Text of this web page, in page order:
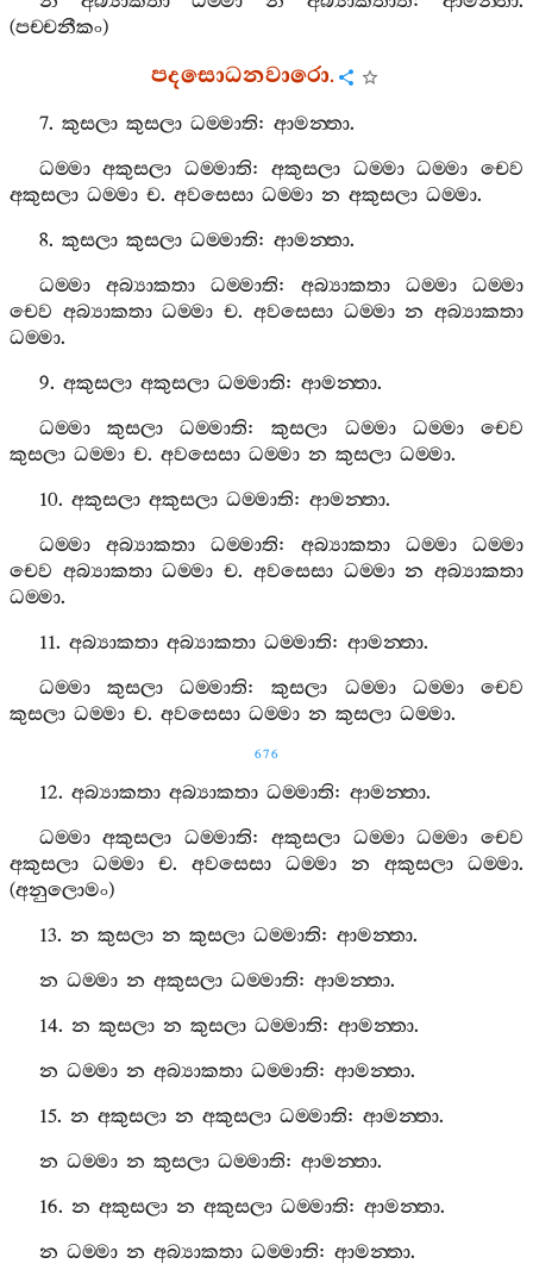
(පච‍්චනීකං)
පදසොධනවාරො.
7. කුසලා කුසලා ධම‍්මාති: ආමන‍්තා.
ධම‍්මා අකුසලා ධම‍්මාති:අකුසලා ධම‍්මා ධම‍්මා චෙව
අකුසලා ධම‍්මා ච. අවසෙසා ධම‍්මා න අකුසලා ධම‍්මා.
8. කුසලා කුසලා ධම‍්මාති: ආමන‍්තා.
ධම‍්මා
අබ්‍යාකතා ධම‍්මාති: අබ්‍යාකතා ධම‍්මා
ධම‍්මා
චෙව අබ්‍යාකතා ධම‍්මා ච. අවසෙසා ධම‍්මා න අබ්‍යාකතා
ධම‍්මා.
9. අකුසලා අකුසලා ධම‍්මාති: ආමන‍්තා.
ධම‍්මා
කුසලා ධම‍්මාති:කුසලා ධම‍්මා ධම‍්මා
චෙව
කුසලා ධම‍්මා ච. අවසෙසා ධම‍්මා න කුසලා ධම‍්මා.
10. අකුසලා අකුසලා ධම‍්මාති: ආමන‍්තා.
ධම‍්මා
අබ්‍යාකතා ධම‍්මාති: අබ්‍යාකතා ධම‍්මා
ධම‍්මා
චෙව අබ්‍යාකතා ධම‍්මා ච. අවසෙසා ධම‍්මා න අබ්‍යාකතා
ධම‍්මා.
11. අබ්‍යාකතා අබ්‍යාකතා ධම‍්මාති: ආමන‍්තා.
ධම‍්මා
කුසලා ධම‍්මාති:කුසලා ධම‍්මා ධම‍්මා
චෙව
කුසලා ධම‍්මා ච. අවසෙසා ධම‍්මා න කුසලා ධම‍්මා.
676
12. අබ්‍යාකතා අබ්‍යාකතා ධම‍්මාති: ආමන‍්තා.
ධම‍්මා අකුසලා ධම‍්මාති:අකුසලා ධම‍්මා ධම‍්මා චෙව
අකුසලා
ධම‍්මා ච. අවසෙසා ධම‍්මා න අකුසලා ධම‍්මා.
(අනුලොමං)
13. න කුසලා න කුසලා ධම‍්මාති: ආමන‍්තා.
න ධම‍්මා න අකුසලා ධම‍්මාති: ආමන‍්තා.
14. න කුසලා න කුසලා ධම‍්මාති: ආමන‍්තා.
න ධම‍්මා න අබ්‍යාකතා ධම‍්මාති: ආමන‍්තා.
15. න අකුසලා න අකුසලා ධම‍්මාති: ආමන‍්තා.
න ධම‍්මා න කුසලා ධම‍්මාති: ආමන‍්තා.
16. න අකුසලා න අකුසලා ධම‍්මාති: ආමන‍්තා.
න ධම‍්මා න අබ්‍යාකතා ධම‍්මාති: ආමන‍්තා.